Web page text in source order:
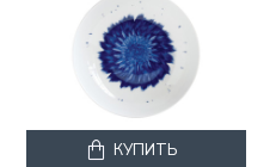
КУПИТЬ